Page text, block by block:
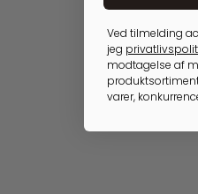
Ved tilmelding
jeg
modtagelse af
varer,